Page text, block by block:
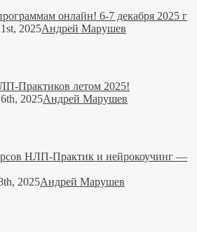
онлайн! 6-7 декабря 2025 г
2025Андрей Марушев
Практиков летом 2025!
2025Андрей Марушев
НЛП-Практик и нейрокоучинг —
2025Андрей Марушев